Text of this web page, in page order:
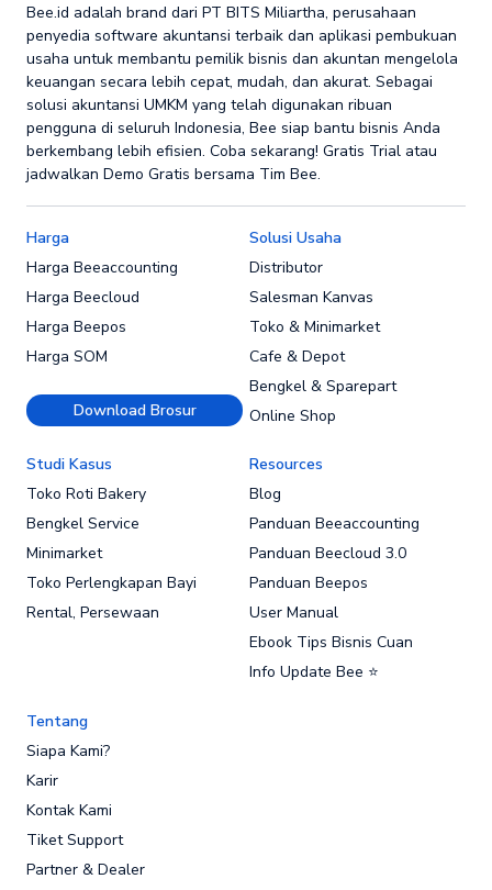
Bee.id adalah brand dari PT BITS Miliartha, perusahaan
penyedia software akuntansi terbaik dan aplikasi pembukuan
usaha untuk membantu pemilik bisnis dan akuntan mengelola
keuangan secara lebih cepat, mudah, dan akurat. Sebagai
solusi akuntansi UMKM yang telah digunakan ribuan
pengguna di seluruh Indonesia, Bee siap bantu bisnis Anda
berkembang lebih efisien. Coba sekarang! Gratis Trial atau
jadwalkan Demo Gratis bersama Tim Bee.
Harga
Harga Beeaccounting
Harga Beecloud
Harga Beepos
Harga SOM
Download Brosur
Solusi Usaha
Distributor
Salesman Kanvas
Toko & Minimarket
Cafe & Depot
Bengkel & Sparepart
Online Shop
Studi Kasus
Toko Roti Bakery
Bengkel Service
Minimarket
Toko Perlengkapan Bayi
Rental, Persewaan
Resources
Blog
Panduan Beeaccounting
Panduan Beecloud 3.0
Panduan Beepos
User Manual
Ebook Tips Bisnis Cuan
Info Update Bee ⭐
Tentang
Siapa Kami?
Karir
Kontak Kami
Tiket Support
Partner & Dealer